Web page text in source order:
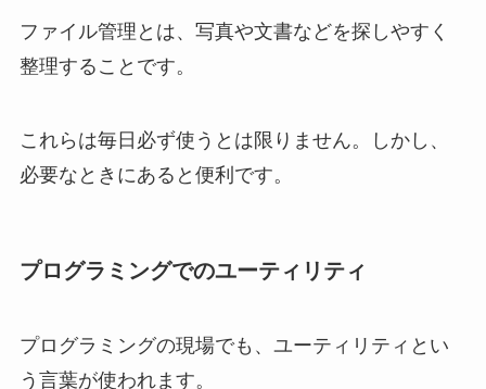
ファイル管理とは、写真や文書などを探しやすく
整理することです。
これらは毎日必ず使うとは限りません。しかし、
必要なときにあると便利です。
プログラミングでのユーティリティ
プログラミングの現場でも、ユーティリティとい
う言葉が使われます。